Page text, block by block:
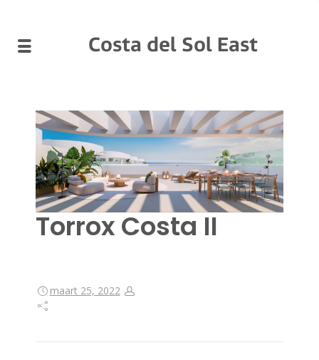
Costa del Sol East
Torrox Costa II
maart 25, 2022